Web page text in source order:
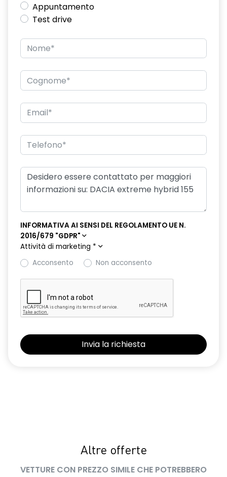
Appuntamento
Test drive
INFORMATIVA AI SENSI DEL REGOLAMENTO UE N.
2016/679 "GDPR"
Attività di marketing *
Acconsento
Non acconsento
Altre offerte
VETTURE CON PREZZO SIMILE CHE POTREBBERO